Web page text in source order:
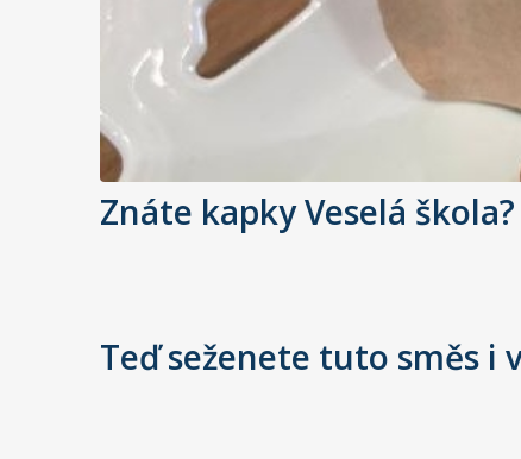
Znáte kapky Veselá škola?
Teď seženete tuto směs i